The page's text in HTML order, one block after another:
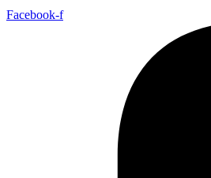
Facebook-f